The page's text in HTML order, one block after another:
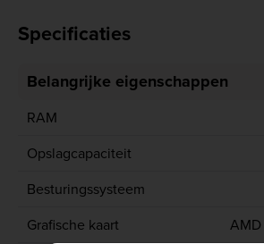
Specificaties
Belangrijke eigenschappen
RAM
Opslagcapaciteit
Besturingssysteem
Grafische kaart
AMD